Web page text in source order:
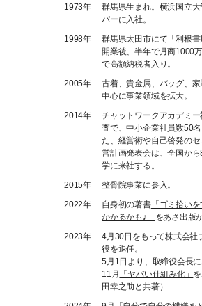
1973年
群馬県生まれ。横浜国立
パーに入社。
1998年
群馬県太田市にて「利根書
開業後、半年で月商1000
で高額納税者入り。
2005年
古着、貴金属、バッグ、
中心に事業領域を拡大。
2014年
チャットワークアカデミ
査で、中小企業社員数50
た、経営術や自己啓発の
営計画発表会は、全国か
学に来社する。
2015年
整骨院事業に参入。
2022年
自身初の著書「ゴミ拾い
かかるかも♪」 をあさ出版
2023年
4月30日をもって株式会社
役を退任。
5月1日より、取締役会長に
11月
「ヤバい仕組み化」
田幸之助と共著）